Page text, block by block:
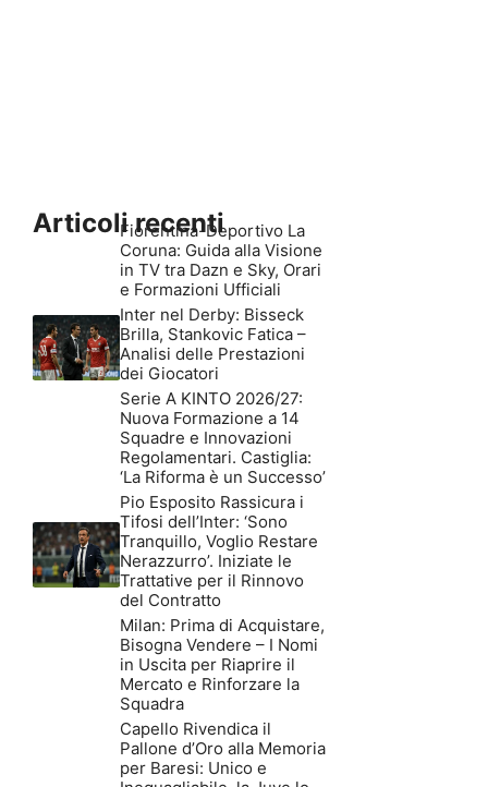
Articoli recenti
Fiorentina-Deportivo La
Coruna: Guida alla Visione
in TV tra Dazn e Sky, Orari
e Formazioni Ufficiali
Inter nel Derby: Bisseck
Brilla, Stankovic Fatica –
Analisi delle Prestazioni
dei Giocatori
Serie A KINTO 2026/27:
Nuova Formazione a 14
Squadre e Innovazioni
Regolamentari. Castiglia:
‘La Riforma è un Successo’
Pio Esposito Rassicura i
Tifosi dell’Inter: ‘Sono
Tranquillo, Voglio Restare
Nerazzurro’. Iniziate le
Trattative per il Rinnovo
del Contratto
Milan: Prima di Acquistare,
Bisogna Vendere – I Nomi
in Uscita per Riaprire il
Mercato e Rinforzare la
Squadra
Capello Rivendica il
Pallone d’Oro alla Memoria
per Baresi: Unico e